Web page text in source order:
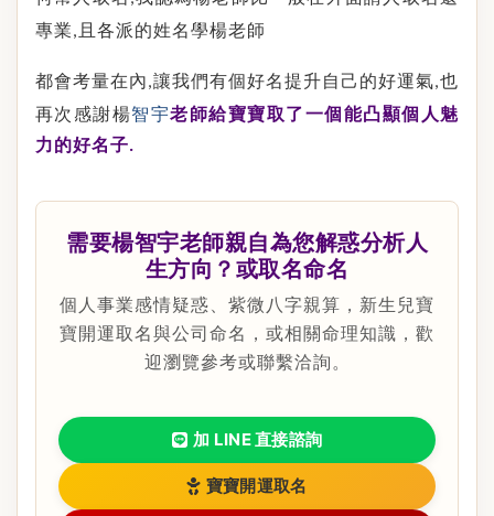
專業, 且各派的姓名學楊老師
都會考量在內,讓我們有個好名提升自己的好運氣,也
再次感謝楊智宇老師給寶寶取了一個能凸顯個人魅
力的好名子.
需要楊智宇老師親自為您解惑分析人
生方向？或取名命名
個人事業感情疑惑、紫微八字親算，新生兒寶
寶開運取名與公司命名，或相關命理知識，歡
迎瀏覽參考或聯繫洽詢。
加 LINE 直接諮詢
寶寶開運取名